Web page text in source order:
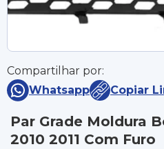
Compartilhar por:
Whatsapp
Copiar
Par Grade Moldura
2010 2011 Com Furo